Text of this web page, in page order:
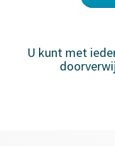
U kunt met